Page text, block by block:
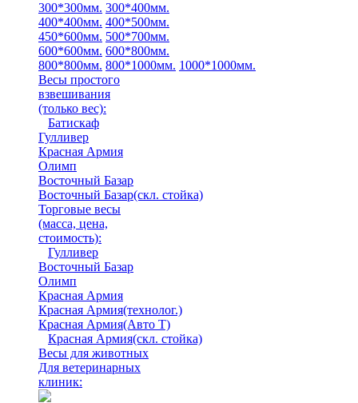
300*300мм. 300*400мм.
400*400мм. 400*500мм.
450*600мм. 500*700мм.
600*600мм. 600*800мм.
800*800мм. 800*1000мм. 1000*1000мм.
Весы простого
взвешивания
(только вес):
Батискаф
Гулливер
Красная Армия
Олимп
Восточный Базар
Восточный Базар(скл. стойка)
Торговые весы
(масса, цена,
стоимость):
Гулливер
Восточный Базар
Олимп
Красная Армия
Красная Армия(технолог.)
Красная Армия(Авто Т)
Красная Армия(скл. стойка)
Весы для животных
Для ветеринарных
клиник: